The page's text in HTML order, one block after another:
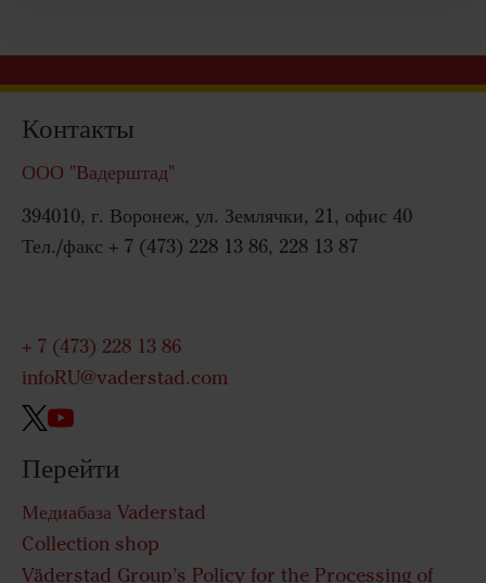
Контакты
ООО "Вадерштад"
394010, г. Воронеж, ул. Землячки, 21, офис 40
Тел./факс + 7 (473) 228 13 86, 228 13 87
+ 7 (473) 228 13 86
infoRU@vaderstad.com
Перейти
Медиабаза Vaderstad
Collection shop
Väderstad Group’s Policy for the Processing of